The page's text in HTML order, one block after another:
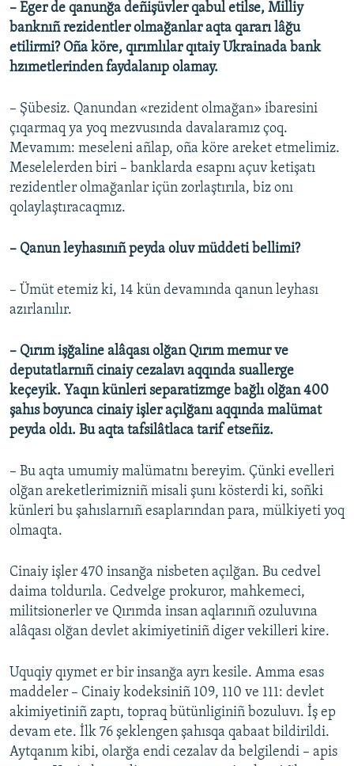
– Eger de qanunğa deñişüvler qabul etilse, Milliy
banknıñ rezidentler olmağanlar aqta qararı lâğu
etilirmi? Oña köre, qırımlılar qıtaiy Ukrainada bank
hzımetlerinden faydalanıp olamay.
– Şübesiz. Qanundan «rezident olmağan» ibaresini
çıqarmaq ya yoq mezvusında davalaramız çoq.
Mevamım: meseleni añlap, oña köre areket etmelimiz.
Meselelerden biri – banklarda esapnı açuv ketişatı
rezidentler olmağanlar içün zorlaştırıla, biz onı
qolaylaştıracaqmız.
– Qanun leyhasınıñ peyda oluv müddeti bellimi?
– Ümüt etemiz ki, 14 kün devamında qanun leyhası
azırlanılır.
– Qırım işğaline alâqası olğan Qırım memur ve
deputatlarnıñ cinaiy cezalavı aqqında suallerge
keçeyik. Yaqın künleri separatizmge bağlı olğan 400
şahıs boyunca cinaiy işler açılğanı aqqında malümat
peyda oldı. Bu aqta tafsilâtlaca tarif etseñiz.
– Bu aqta umumiy malümatnı bereyim. Çünki evelleri
olğan areketlerimizniñ misali şunı kösterdi ki, soñki
künleri bu şahıslarnıñ esaplarından para, mülkiyeti yoq
olmaqta.
Cinaiy işler 470 insanğa nisbeten açılğan. Bu cedvel
daima toldurıla. Cedvelge prokuror, mahkemeci,
militsionerler ve Qırımda insan aqlarınıñ ozuluvına
alâqası olğan devlet akimiyetiniñ diger vekilleri kire.
Uquqiy qıymet er bir insanğa ayrı kesile. Amma esas
maddeler – Cinaiy kodeksiniñ 109, 110 ve 111: devlet
akimiyetiniñ zaptı, topraq bütünliginiñ bozuluvı. İş ep
devam ete. İlk 76 şeklengen şahısqa qabaat bildirildi.
Aytqanım kibi, olarğa endi cezalav da belgilendi – apis